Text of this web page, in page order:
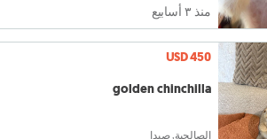
منذ ٣ أسابيع
USD 450
golden chinchilla
الصالحية, صيدا